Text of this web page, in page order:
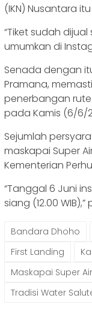
(IKN) Nusantara
“Tiket sudah dijual
umumkan di
Senada dengan
Pramana,
penerbangan
pada Kamis (6/6/
Sejumlah
maskapai Super
Kementerian
“Tanggal 6 Juni
siang (12.00
Bandara Dhoho
First Landing
Maskapai Super
Tradisi Water